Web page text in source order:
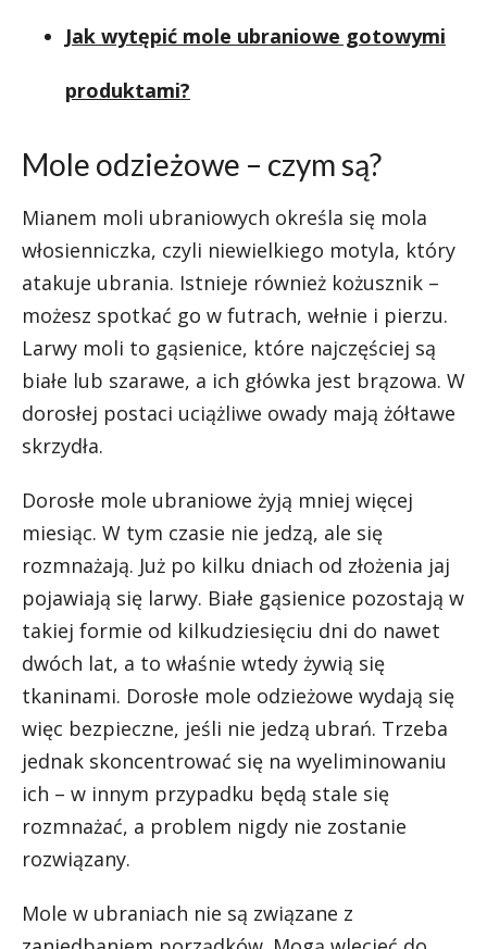
Jak wytępić mole ubraniowe gotowymi
produktami?
Mole odzieżowe – czym są?
Mianem moli ubraniowych określa się mola
włosienniczka, czyli niewielkiego motyla, który
atakuje ubrania. Istnieje również kożusznik –
możesz spotkać go w futrach, wełnie i pierzu.
Larwy moli to gąsienice, które najczęściej są
białe lub szarawe, a ich główka jest brązowa. W
dorosłej postaci uciążliwe owady mają żółtawe
skrzydła.
Dorosłe mole ubraniowe żyją mniej więcej
miesiąc. W tym czasie nie jedzą, ale się
rozmnażają. Już po kilku dniach od złożenia jaj
pojawiają się larwy. Białe gąsienice pozostają w
takiej formie od kilkudziesięciu dni do nawet
dwóch lat, a to właśnie wtedy żywią się
tkaninami. Dorosłe mole odzieżowe wydają się
więc bezpieczne, jeśli nie jedzą ubrań. Trzeba
jednak skoncentrować się na wyeliminowaniu
ich – w innym przypadku będą stale się
rozmnażać, a problem nigdy nie zostanie
rozwiązany.
Mole w ubraniach nie są związane z